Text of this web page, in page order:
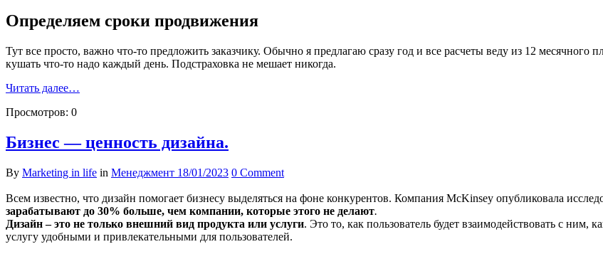
Определяем сроки продвижения
Тут все просто, важно что-то предложить заказчику. Обычно я предлагаю сразу год и все расчеты веду из 12 месячного
кушать что-то надо каждый день. Подстраховка не мешает никогда.
Читать далее…
Просмотров: 0
Бизнес — ценность дизайна.
By Marketing in life in Менеджмент 18/01/2023 0 Comment
Всем известно, что дизайн помогает бизнесу выделяться на фоне конкурентов. Компания McKinsey опубликовала
зарабатывают до 30% больше, чем компании, которые этого не делают.
Дизайн – это не только внешний вид продукта или услуги. Это то, как пользователь будет взаимодействовать с ним,
услугу удобными и привлекательными для пользователей.